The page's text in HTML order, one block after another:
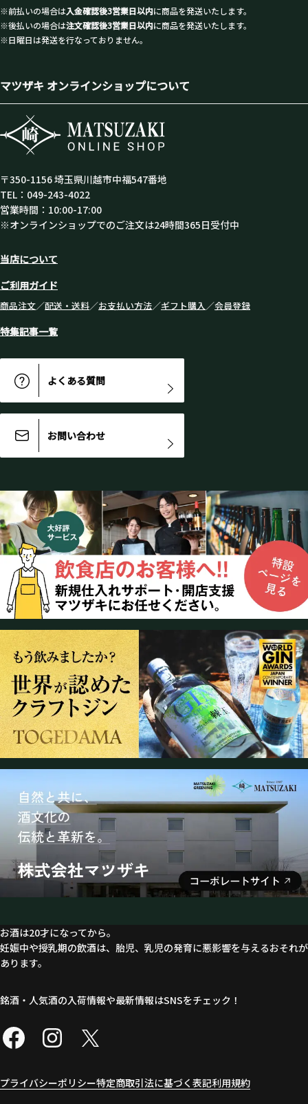
※前払いの場合は入金確認後3営業日以内に商品を発送いたします。
※後払いの場合は注文確認後3営業日以内に商品を発送いたします。
※日曜日は発送を行なっておりません。
マツザキ オンラインショップについて
〒350-1156 埼玉県川越市中福547番地
TEL：049-243-4022
営業時間：10:00-17:00
※オンラインショップでのご注文は24時間365日受付中
当店について
ご利用ガイド
商品注文／配送・送料／お支払い方法／ギフト購入／会員登録
特集記事一覧
よくある質問
お問い合わせ
お酒は20才になってから。
妊娠中や授乳期の飲酒は、胎児、乳児の発育に悪影響を与えるおそれが
あります。
プライバシーポリシー特定商取引法に基づく表記利用規約
銘酒・人気酒の入荷情報や最新情報はSNSをチェック！